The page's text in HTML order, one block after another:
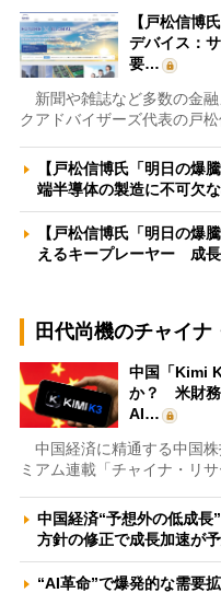
【戸松信博
デバイス：
要…
新聞や雑誌など多数の金
クアドバイザーズ代表の戸
【戸松信博氏「明日の爆
端半導体の製造に不可欠
【戸松信博氏「明日の爆
えるキープレーヤー 成
田代尚機のチャイナ
中国「Kimi
か？ 米財務
AI…
中国経済に精通する中国
ミアム連載「チャイナ・リ
中国経済“予想外の低成
方針の修正で成長加速が
“AI革命”で爆発的な需要